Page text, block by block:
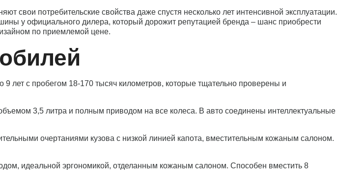
свои потребительские свойства даже спустя несколько лет интенсивной эксплуатации.
у официального дилера, который дорожит репутацией бренда – шанс приобрести
по приемлемой цене.
лет с пробегом 18-170 тысяч километров, которые тщательно проверены и
3,5 литра и полным приводом на все колеса. В авто соединены интеллектуальные
очертаниями кузова с низкой линией капота, вместительным кожаным салоном.
идеальной эргономикой, отделанным кожаным салоном. Способен вместить 8